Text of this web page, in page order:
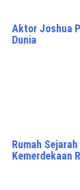
Aktor Joshua
Dunia
Rumah
Kemerdekaan